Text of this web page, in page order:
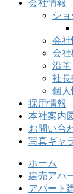
会社情報
シ
会社
会
沿革
社
個
採用情報
本社案内
お問い合
写真ギャ
ホーム
建売アパ
アパート